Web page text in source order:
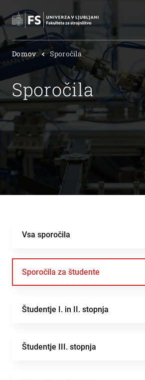
Išči
Domov Sporočila
Sporočila
Vsa sporočila
Sporočila za študente
Študentje I. in II. stopnja
Študentje III. stopnja